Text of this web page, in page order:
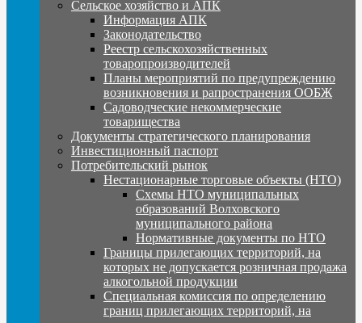
Сельское хозяйство и АПК
Информация АПК
Законодательство
Реестр сельскохозяйственных
товаропроизводителей
Планы мероприятий по предупреждению
возникновения и рапространения ООБЖ
Садоводческие некоммерческие
товарищества
Документы стратегического планирования
Инвестиционный паспорт
Потребительский рынок
Нестационарные торговые объекты (НТО)
Схемы НТО муниципальных
образований Волховского
муниципального района
Нормативные документы по НТО
Границы прилегающих территорий, на
которых не допускается розничная продажа
алкогольной продукции
Специальная комиссия по определению
границ прилегающих территорий, на